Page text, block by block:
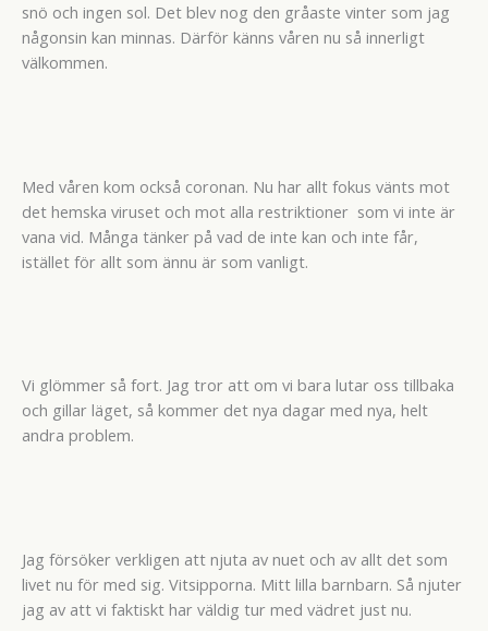
snö och ingen sol. Det blev nog den gråaste vinter som jag
någonsin kan minnas. Därför känns våren nu så innerligt
välkommen.
Med våren kom också coronan. Nu har allt fokus vänts mot
det hemska viruset och mot alla restriktioner som vi inte är
vana vid. Många tänker på vad de inte kan och inte får,
istället för allt som ännu är som vanligt.
Vi glömmer så fort. Jag tror att om vi bara lutar oss tillbaka
och gillar läget, så kommer det nya dagar med nya, helt
andra problem.
Jag försöker verkligen att njuta av nuet och av allt det som
livet nu för med sig. Vitsipporna. Mitt lilla barnbarn. Så njuter
jag av att vi faktiskt har väldig tur med vädret just nu.